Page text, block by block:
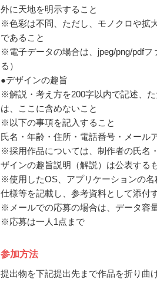
外に天地を明示すること
※色彩は不問、ただし、モノクロや拡
であること
※電子データの場合は、jpeg/png/pdf
る）
●デザインの趣旨
※解説・考え方を200字以内で記述、
は、ここに含めないこと
※以下の事項を記入すること
氏名・年齢・住所・電話番号・メール
※採用作品については、制作者の氏名
ザインの趣旨説明（解説）は公表する
※使用したOS、アプリケーションの
仕様等を記載し、参考資料として添付
※メールでの応募の場合は、データ容
※応募は一人1点まで
参加方法
提出物を下記提出先まで作品を折り曲